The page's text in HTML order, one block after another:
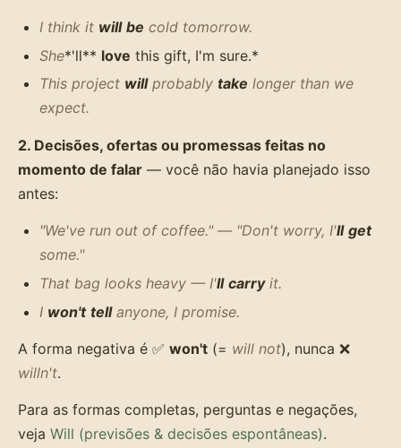
I think it will be cold tomorrow.
She*'ll** love this gift, I'm sure.*
This project willprobably take longer than we
expect.
2. Decisões, ofertas ou promessas feitas no
momento de falar — você não havia planejado isso
antes:
"We've run out of coffee." — "Don't worry, I'll get
some."
That bag looks heavy — I'll carryit.
I won't tellanyone, I promise.
A forma negativa é ✅ won't (= will not), nunca ❌
willn't.
Para as formas completas, perguntas e negações,
veja Will (previsões & decisões espontâneas).